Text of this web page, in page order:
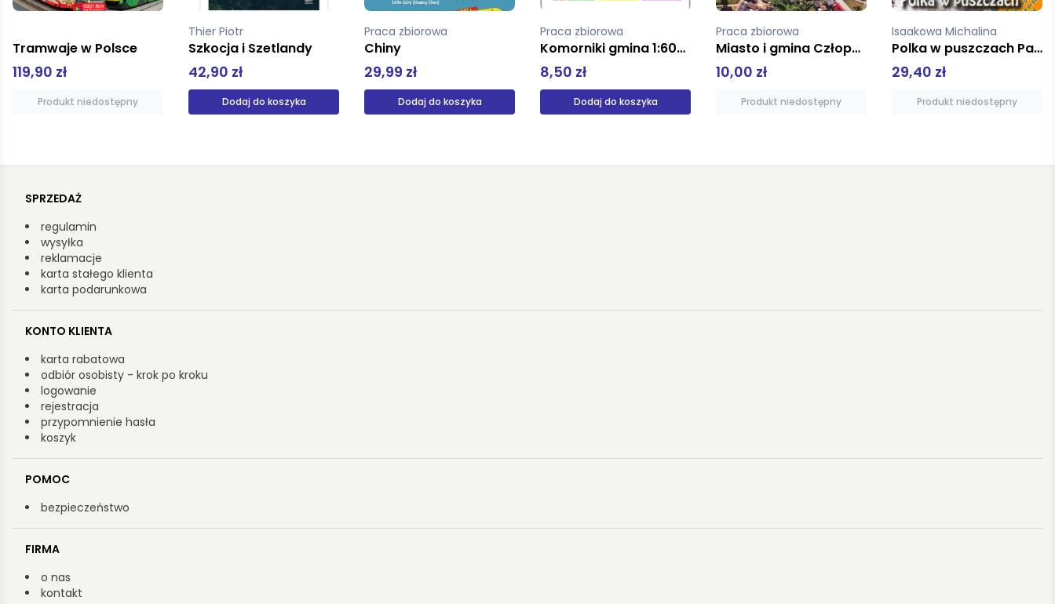
Szkocja i Szetlandy
42,90 zł
Dodaj do koszyka
Praca zbiorowa
Chiny
29,99 zł
Dodaj do koszyka
Praca zbiorowa
8,50 zł
Dodaj do koszyka
Praca zbiorowa
Miasto i gmina Człopa mapa turystyczna 1:60 000
10,00 zł
Produkt niedostępny
Isaakowa Michalina
Polka w puszczach Parany
29,40 zł
Produkt niedostępny
Bernatowicz Maciej
Hiszpania. Fiesta dobra na wszystko
59,90 zł
Produkt niedostępny
SPRZEDAŻ
regulamin
wysyłka
reklamacje
karta stałego klienta
karta podarunkowa
KONTO KLIENTA
karta rabatowa
odbiór osobisty - krok po kroku
logowanie
rejestracja
przypomnienie hasła
koszyk
POMOC
bezpieczeństwo
FIRMA
o nas
kontakt